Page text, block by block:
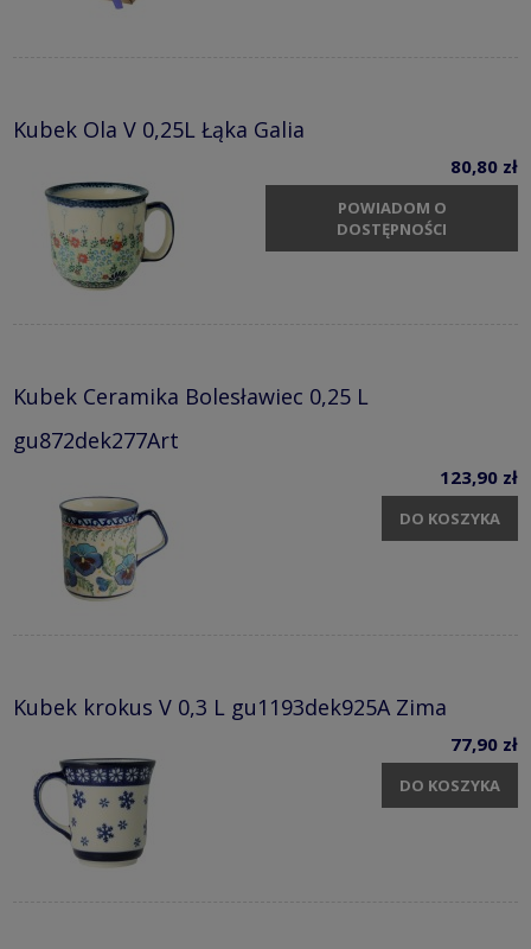
Kubek Ola V 0,25L Łąka Galia
80,80 zł
POWIADOM O
DOSTĘPNOŚCI
Kubek Ceramika Bolesławiec 0,25 L
gu872dek277Art
123,90 zł
DO KOSZYKA
Kubek krokus V 0,3 L gu1193dek925A Zima
77,90 zł
DO KOSZYKA